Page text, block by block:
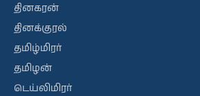
தினகரன்
தினக்குரல்
தமிழ்மிரர்
தமிழன்
டெய்லிமிரர்